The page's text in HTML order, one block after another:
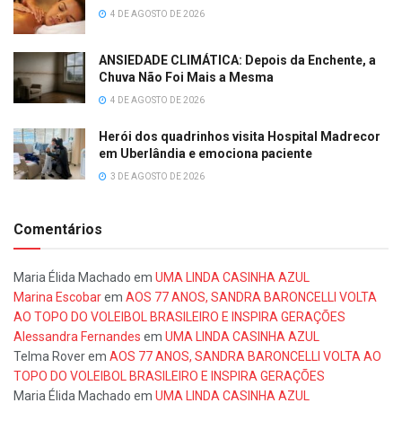
4 DE AGOSTO DE 2026
ANSIEDADE CLIMÁTICA: Depois da Enchente, a
Chuva Não Foi Mais a Mesma
4 DE AGOSTO DE 2026
Herói dos quadrinhos visita Hospital Madrecor
em Uberlândia e emociona paciente
3 DE AGOSTO DE 2026
Comentários
Maria Élida Machado em UMA LINDA CASINHA AZUL
Marina Escobarem AOS 77 ANOS, SANDRA BARONCELLI VOLTA
AO TOPO DO VOLEIBOL BRASILEIRO E INSPIRA GERAÇÕES
Alessandra Fernandes em UMA LINDA CASINHA AZUL
Telma Roverem AOS 77 ANOS, SANDRA BARONCELLI VOLTA AO
TOPO DO VOLEIBOL BRASILEIRO E INSPIRA GERAÇÕES
Maria Élida Machado em UMA LINDA CASINHA AZUL